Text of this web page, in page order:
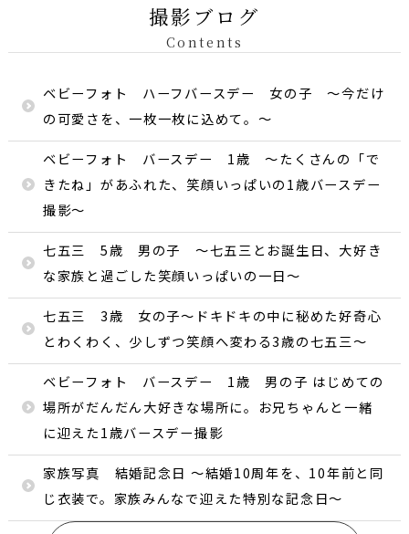
撮影ブログ
Contents
ベビーフォト ハーフバースデー 女の子 〜今だけ
の可愛さを、一枚一枚に込めて。〜
ベビーフォト バースデー 1歳 〜たくさんの「で
きたね」があふれた、笑顔いっぱいの1歳バースデー
撮影〜
七五三 5歳 男の子 〜七五三とお誕生日、大好き
な家族と過ごした笑顔いっぱいの一日〜
七五三 3歳 女の子〜ドキドキの中に秘めた好奇心
とわくわく、少しずつ笑顔へ変わる3歳の七五三〜
ベビーフォト バースデー 1歳 男の子 はじめての
場所がだんだん大好きな場所に。お兄ちゃんと一緒
に迎えた1歳バースデー撮影
家族写真 結婚記念日 〜結婚10周年を、10年前と同
じ衣装で。家族みんなで迎えた特別な記念日〜